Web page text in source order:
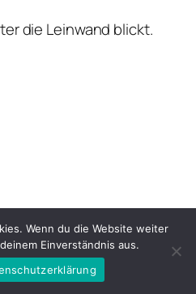
die Leinwand blickt.
Wenn du die Website weiter
Einverständnis aus.